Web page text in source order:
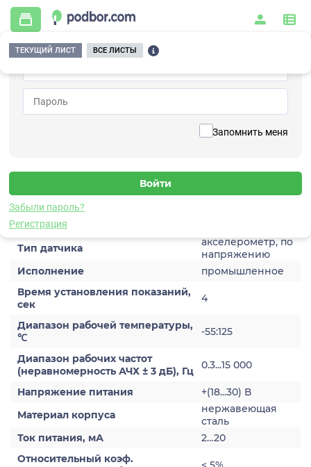
Запомнить меня
Забыли пароль?
Регистрация
ТЕКУЩИЙ ЛИСТ ВСЕ ЛИСТЫ
Главная / Контрольно-измерительные приборы и автоматика / Датчики /
Виброускорения / 1V203HM-10
Датчик виброускорения
Характеристики
Тип датчика
акселерометр, по
напряжению
Исполнение
промышленное
Время установления показаний,
сек
4
Диапазон рабочей температуры,
℃
-55:125
Диапазон рабочих частот
(неравномерность АЧХ ± 3 дБ), Гц
0.3...15 000
Напряжение питания
+(18...30) В
Материал корпуса
нержавеющая
сталь
Ток питания, мА
2…20
Относительный коэф.